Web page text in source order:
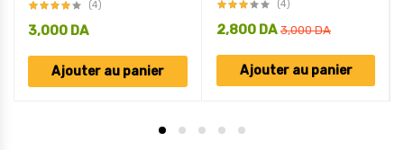
(4)
3,000 DA
Ajouter au panier
(4)
3,000DA
2,800 DA
Ajouter au panier